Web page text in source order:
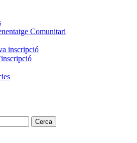
Comunitari
inscripció